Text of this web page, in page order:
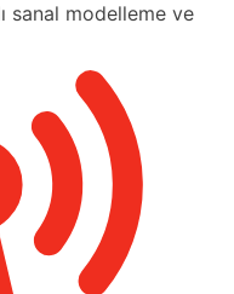
sanal modelleme ve